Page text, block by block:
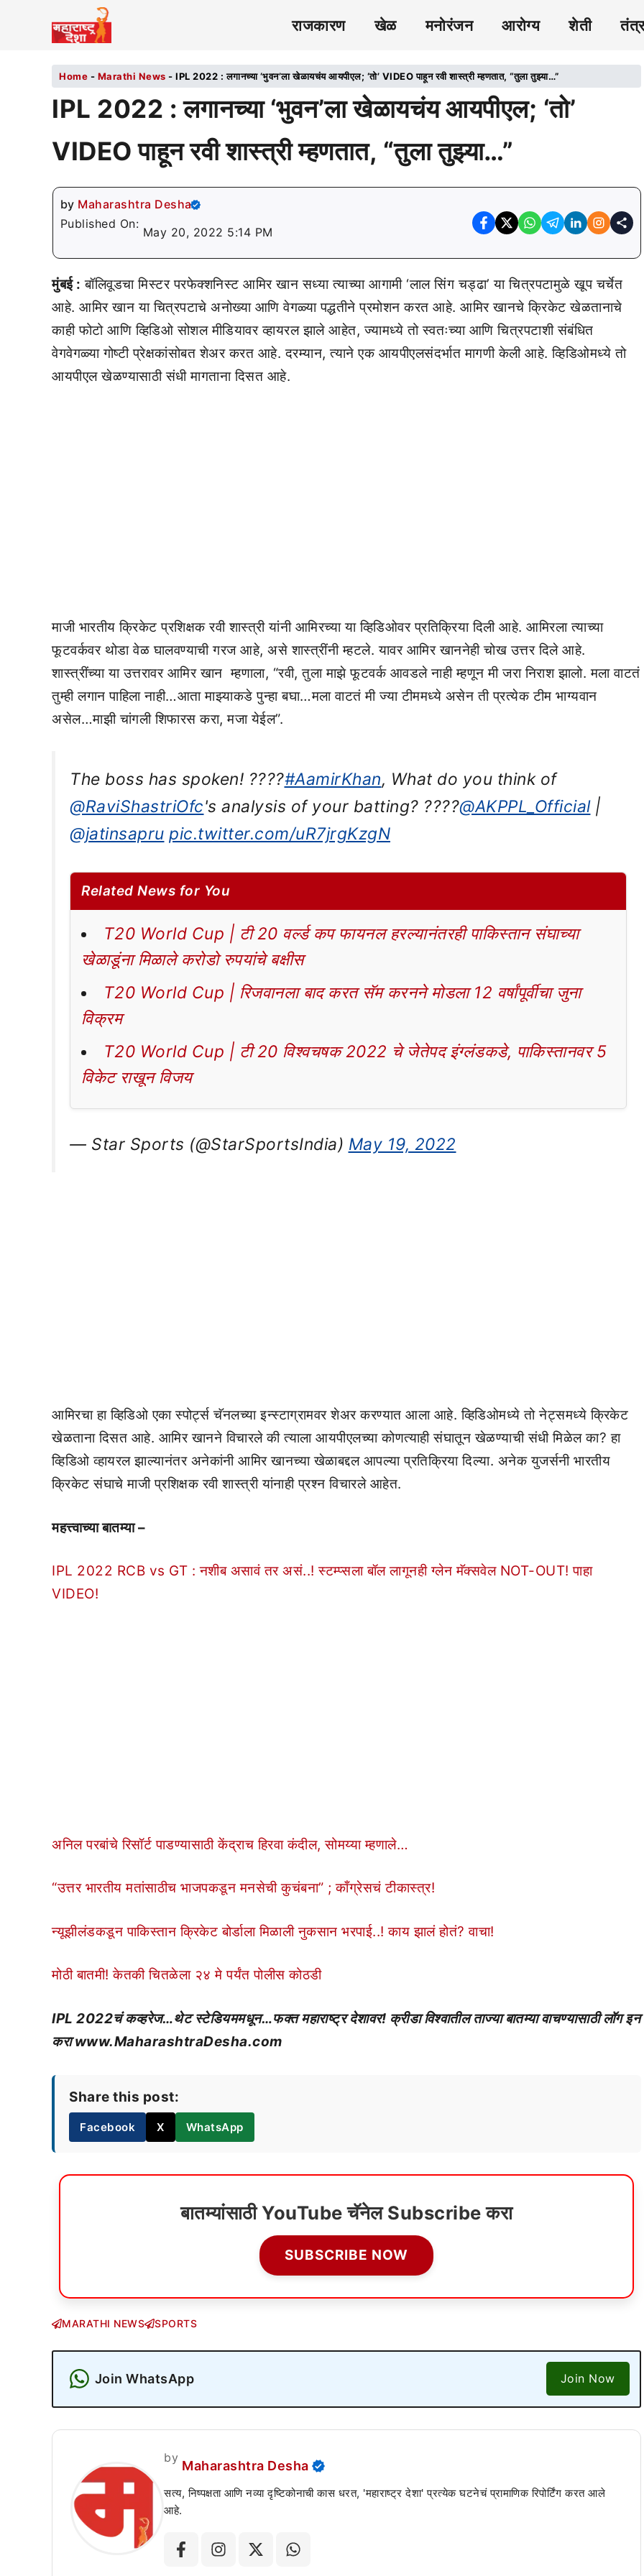
राजकारण खेळ मनोरंजन आरोग्य शेती
Home - Marathi News - IPL 2022 : लगानच्या ‘भुवन’ला खेळायचंय आयपीएल; ‘तो’ VIDEO पाहून रवी शास्त्री म्हणतात, “तुला तुझ्या…”
IPL 2022 : लगानच्या ‘भुवन’ला खेळायचंय आयपीएल; ‘तो’
VIDEO पाहून रवी शास्त्री म्हणतात, “तुला तुझ्या…”
by Maharashtra Desha
Published On:
May 20, 2022 5:14 PM
मुंबई : बॉलिवूडचा मिस्टर परफेक्शनिस्ट आमिर खान सध्या त्याच्या आगामी ‘लाल सिंग चड्ढा’ या चित्रपटामुळे खूप चर्चेत
आहे. आमिर खान या चित्रपटाचे अनोख्या आणि वेगळ्या पद्धतीने प्रमोशन करत आहे. आमिर खानचे क्रिकेट खेळतानाचे
काही फोटो आणि व्हिडिओ सोशल मीडियावर व्हायरल झाले आहेत, ज्यामध्ये तो स्वतःच्या आणि चित्रपटाशी संबंधित
वेगवेगळ्या गोष्टी प्रेक्षकांसोबत शेअर करत आहे. दरम्यान, त्याने एक आयपीएलसंदर्भात मागणी केली आहे. व्हिडिओमध्ये तो
आयपीएल खेळण्यासाठी संधी मागताना दिसत आहे.
माजी भारतीय क्रिकेट प्रशिक्षक रवी शास्त्री यांनी आमिरच्या या व्हिडिओवर प्रतिक्रिया दिली आहे. आमिरला त्याच्या
फूटवर्कवर थोडा वेळ घालवण्याची गरज आहे, असे शास्त्रींनी म्हटले. यावर आमिर खाननेही चोख उत्तर दिले आहे.
शास्त्रींच्या या उत्तरावर आमिर खान म्हणाला, “रवी, तुला माझे फूटवर्क आवडले नाही म्हणून मी जरा निराश झालो. मला वाटतं
तुम्ही लगान पाहिला नाही…आता माझ्याकडे पुन्हा बघा…मला वाटतं मी ज्या टीममध्ये असेन ती प्रत्येक टीम भाग्यवान
असेल…माझी चांगली शिफारस करा, मजा येईल”.
The boss has spoken! ????️#AamirKhan, What do you think of
@RaviShastriOfc's analysis of your batting? ????@AKPPL_Official|
@jatinsapru pic.twitter.com/uR7jrgKzgN
Related News for You
T20 World Cup | टी 20 वर्ल्ड कप फायनल हरल्यानंतरही पाकिस्तान संघाच्या
खेळाडूंना मिळाले करोडो रुपयांचे बक्षीस
T20 World Cup | रिजवानला बाद करत सॅम करनने मोडला 12 वर्षांपूर्वीचा जुना
विक्रम
T20 World Cup | टी 20 विश्वचषक 2022 चे जेतेपद इंग्लंडकडे, पाकिस्तानवर 5
विकेट राखून विजय
— Star Sports (@StarSportsIndia) May 19, 2022
आमिरचा हा व्हिडिओ एका स्पोर्ट्स चॅनलच्या इन्स्टाग्रामवर शेअर करण्यात आला आहे. व्हिडिओमध्ये तो नेट्समध्ये क्रिकेट
खेळताना दिसत आहे. आमिर खानने विचारले की त्याला आयपीएलच्या कोणत्याही संघातून खेळण्याची संधी मिळेल का? हा
व्हिडिओ व्हायरल झाल्यानंतर अनेकांनी आमिर खानच्या खेळाबद्दल आपल्या प्रतिक्रिया दिल्या. अनेक युजर्सनी भारतीय
क्रिकेट संघाचे माजी प्रशिक्षक रवी शास्त्री यांनाही प्रश्न विचारले आहेत.
महत्त्वाच्या बातम्या –
IPL 2022 RCB vs GT : नशीब असावं तर असं..! स्टम्प्सला बॉल लागूनही ग्लेन मॅक्सवेल NOT-OUT! पाहा
VIDEO!
अनिल परबांचे रिसॉर्ट पाडण्यासाठी केंद्राच हिरवा कंदील, सोमय्या म्हणाले…
“उत्तर भारतीय मतांसाठीच भाजपकडून मनसेची कुचंबना” ; काँग्रेसचं टीकास्त्र!
न्यूझीलंडकडून पाकिस्तान क्रिकेट बोर्डाला मिळाली नुकसान भरपाई..! काय झालं होतं? वाचा!
मोठी बातमी! केतकी चितळेला २४ मे पर्यंत पोलीस कोठडी
IPL 2022चं कव्हरेज…थेट स्टेडियममधून…फक्त महाराष्ट्र देशावर! क्रीडा विश्वातील ताज्या बातम्या वाचण्यासाठी लॉग इन
करा www.MaharashtraDesha.com
Share this post:
Facebook X WhatsApp
बातम्यांसाठी YouTube चॅनेल Subscribe करा
SUBSCRIBE NOW
MARATHI NEWS SPORTS
Join WhatsApp Join Now
by
Maharashtra Desha
सत्य, निष्पक्षता आणि नव्या दृष्टिकोनाची कास धरत, 'महाराष्ट्र देशा' प्रत्येक घटनेचं प्रामाणिक रिपोर्टिंग करत आले
आहे.